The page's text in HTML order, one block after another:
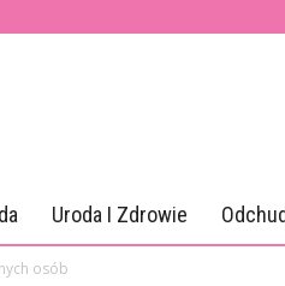
Uroda I Zdrowie
osób